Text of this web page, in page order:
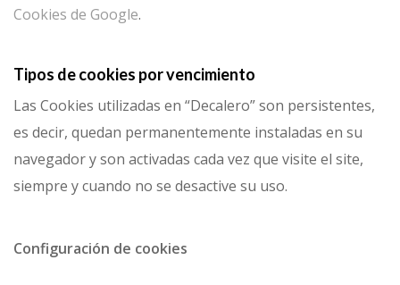
Cookies de Google.
Tipos de cookies por vencimiento
Las Cookies utilizadas en “Decalero” son persistentes,
es decir, quedan permanentemente instaladas en su
navegador y son activadas cada vez que visite el site,
siempre y cuando no se desactive su uso.
Configuración de cookies